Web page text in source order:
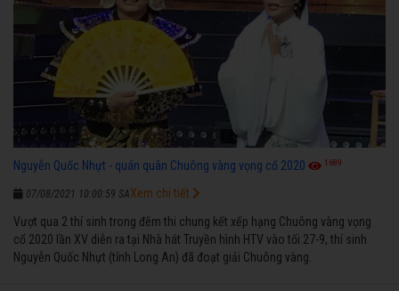
Nguyễn Quốc Nhựt - quán quân Chuông vàng vọng cổ 2020 1689
07/08/2021 10:00:59 SA
Vượt qua 2 thí sinh trong đêm thi chung kết xếp hạng Chuông vàng vọng
cổ 2020 lần XV diễn ra tại Nhà hát Truyền hình HTV vào tối 27-9, thí sinh
Nguyễn Quốc Nhựt (tỉnh Long An) đã đoạt giải Chuông vàng.
Xem chi tiết